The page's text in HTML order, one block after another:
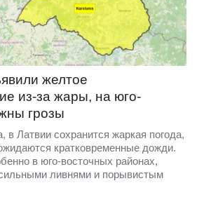
желтое
из-за жары, на юго-
грозы
в Латвии сохранится жаркая погода,
кратковременные дожди.
в юго-восточных районах,
ливнями и порывистым